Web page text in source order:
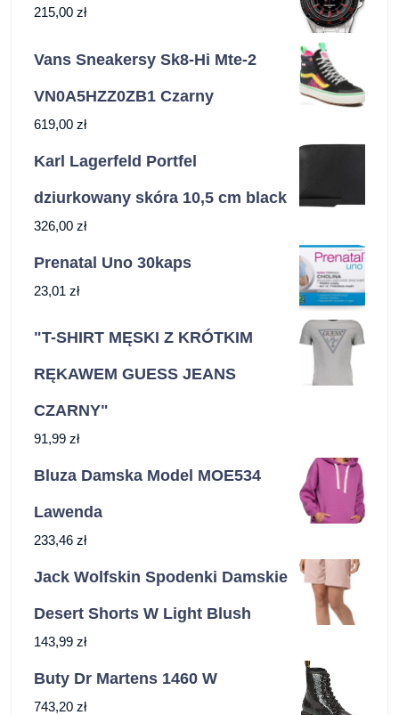
215,00 zł
Vans Sneakersy Sk8-Hi Mte-2
VN0A5HZZ0ZB1 Czarny
619,00 zł
Karl Lagerfeld Portfel
dziurkowany skóra 10,5 cm black
326,00 zł
Prenatal Uno 30kaps
23,01 zł
"T-SHIRT MĘSKI Z KRÓTKIM
RĘKAWEM GUESS JEANS
CZARNY"
91,99 zł
Bluza Damska Model MOE534
Lawenda
233,46 zł
Jack Wolfskin Spodenki Damskie
Desert Shorts W Light Blush
143,99 zł
Buty Dr Martens 1460 W
743,20 zł